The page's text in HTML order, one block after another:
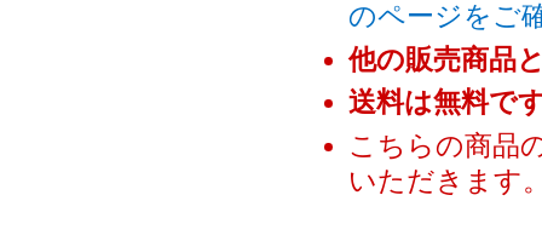
のページをご
他の販売商品
送料は無料で
こちらの商品
いただきます